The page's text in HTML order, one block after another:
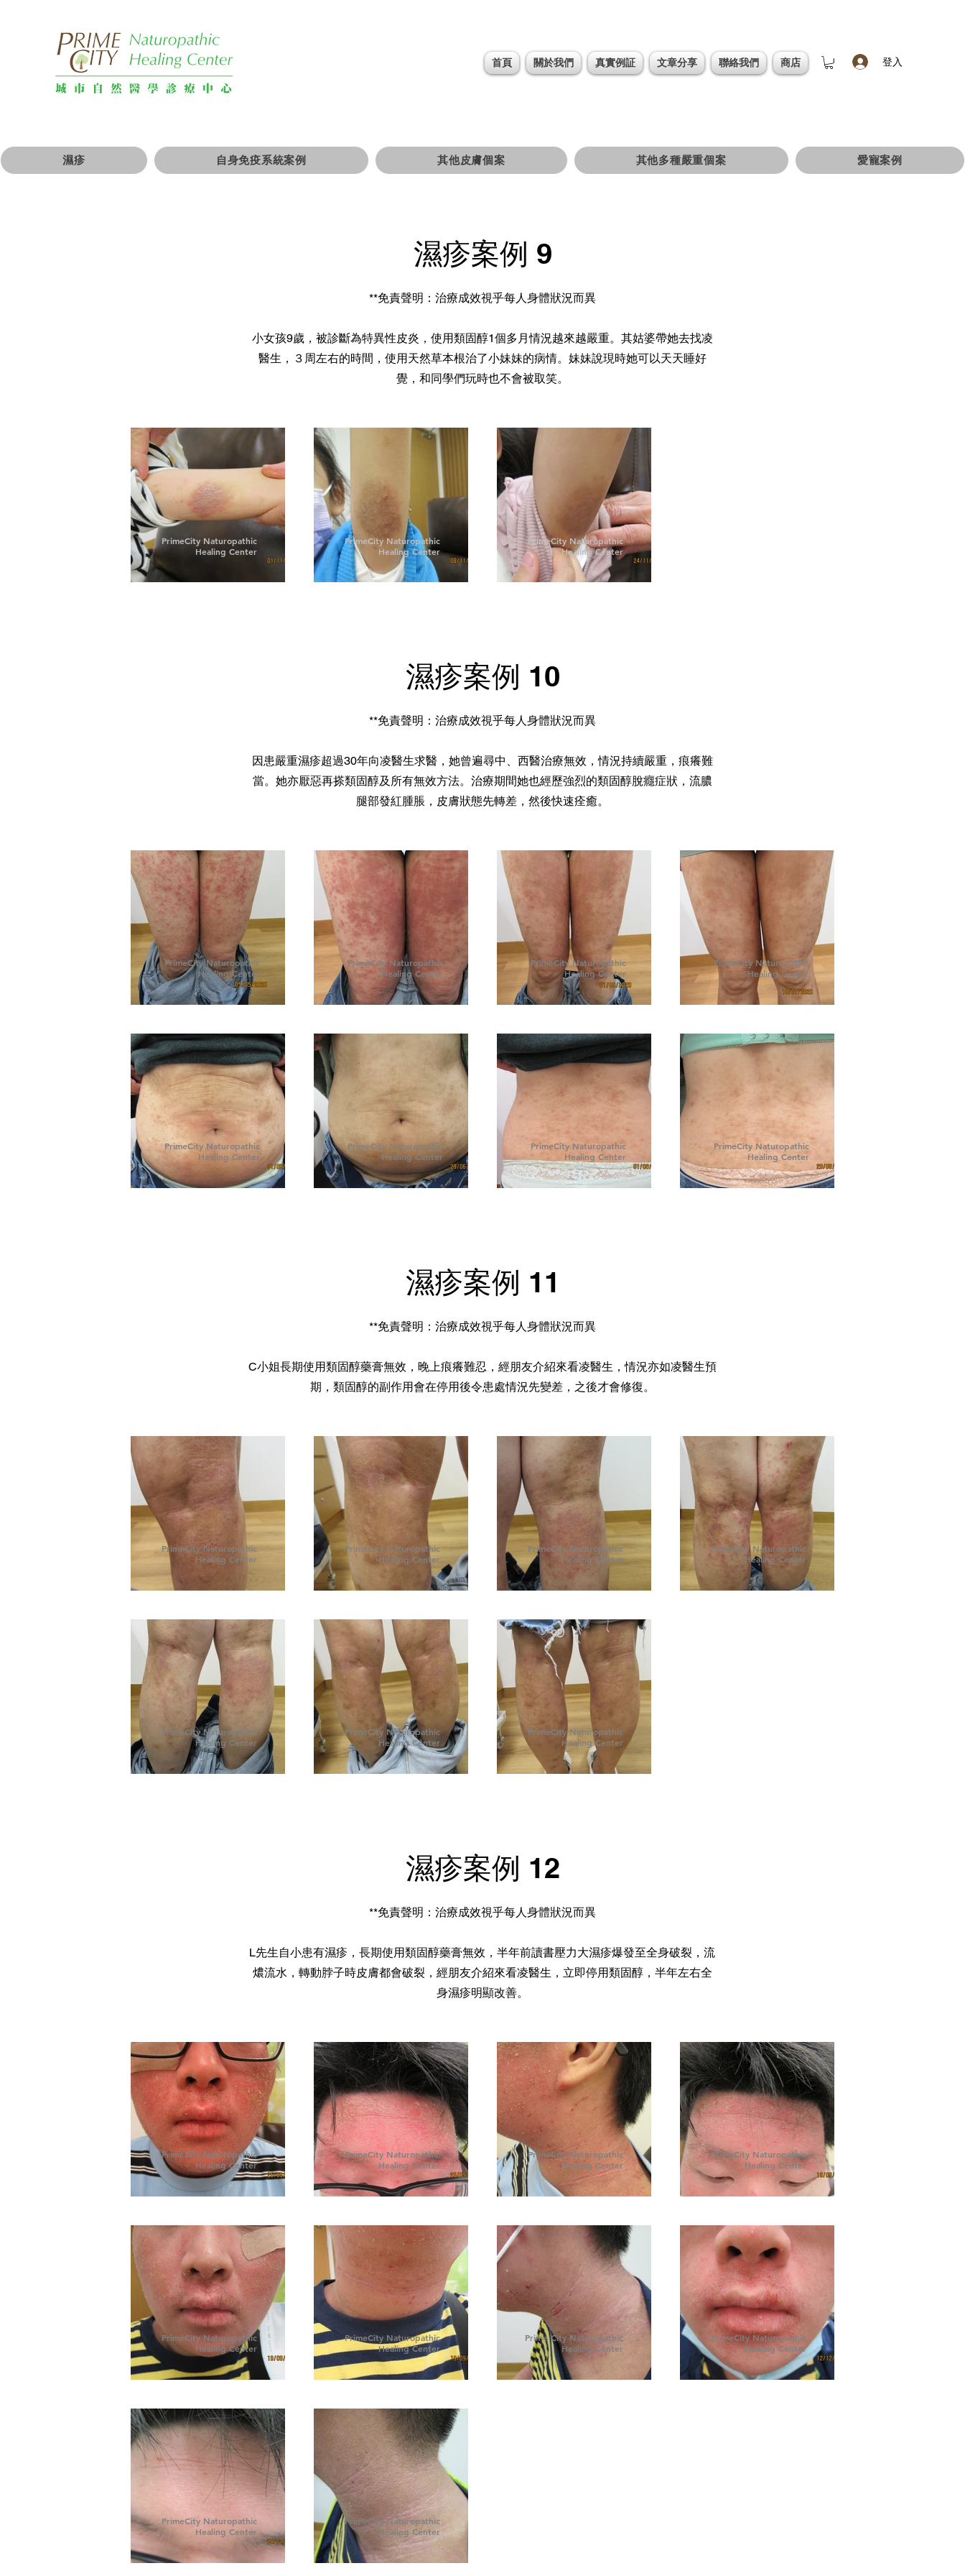
首頁 關於我們 真實例証 文章分享 聯絡我們 商店 登入
濕疹 自身免疫系統案例 其他皮膚個案 其他多種嚴重個案 愛寵案例
濕疹案例 9
**免責聲明：治療成效視乎每人身體狀況而異
小女孩9歲，被診斷為特異性皮炎，使用類固醇1個多月情況越來越嚴重。其姑婆帶她去找凌
醫生，３周左右的時間，使用天然草本根治了小妹妹的病情。妹妹說現時她可以天天睡好
覺，和同學們玩時也不會被取笑。
PrimeCity Naturopathic
Healing Center
PrimeCity Naturopathic
Healing Center
PrimeCity Naturopathic
Healing Center
濕疹案例 10
**免責聲明：治療成效視乎每人身體狀況而異
因患嚴重濕疹超過30年向凌醫生求醫，她曾遍尋中、西醫治療無效，情況持續嚴重，痕癢難
當。她亦厭惡再搽類固醇及所有無效方法。治療期間她也經歷強烈的類固醇脫癮症狀，流膿
腿部發紅腫脹，皮膚狀態先轉差，然後快速痊癒。
PrimeCity Naturopathic
Healing Center
PrimeCity Naturopathic
Healing Center
PrimeCity Naturopathic
Healing Center
PrimeCity Naturopathic
Healing Center
PrimeCity Naturopathic
Healing Center
PrimeCity Naturopathic
Healing Center
PrimeCity Naturopathic
Healing Center
PrimeCity Naturopathic
Healing Center
濕疹案例 11
**免責聲明：治療成效視乎每人身體狀況而異
C小姐長期使用類固醇藥膏無效，晚上痕癢難忍，經朋友介紹來看凌醫生，情況亦如凌醫生預
期，類固醇的副作用會在停用後令患處情況先變差，之後才會修復。
PrimeCity Naturopathic
Healing Center
PrimeCity Naturopathic
Healing Center
PrimeCity Naturopathic
Healing Center
PrimeCity Naturopathic
Healing Center
PrimeCity Naturopathic
Healing Center
PrimeCity Naturopathic
Healing Center
PrimeCity Naturopathic
Healing Center
濕疹案例 12
**免責聲明：治療成效視乎每人身體狀況而異
L先生自小患有濕疹，長期使用類固醇藥膏無效，半年前讀書壓力大濕疹爆發至全身破裂，流
燶流水，轉動脖子時皮膚都會破裂，經朋友介紹來看凌醫生，立即停用類固醇，半年左右全
身濕疹明顯改善。
PrimeCity Naturopathic
Healing Center
PrimeCity Naturopathic
Healing Center
PrimeCity Naturopathic
Healing Center
PrimeCity Naturopathic
Healing Center
PrimeCity Naturopathic
Healing Center
PrimeCity Naturopathic
Healing Center
Prime City Naturopathic
Healing Center
PrimeCity Naturopathic
Healing Center
PrimeCity Naturopathic
Healing Center
PrimeCity Naturopathic
Healing Center